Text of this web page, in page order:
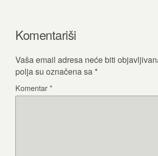
Komentariši
Vaša email adresa neće biti
polja su označena sa *
Komentar*